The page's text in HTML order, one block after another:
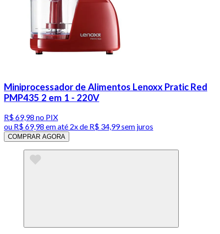
Miniprocessador de Alimentos Lenoxx Pratic Red
PMP435 2 em 1 - 220V
R$ 69,98 no PIX
ou R$ 69,98 em até 2x de R$ 34,99 sem juros
COMPRAR AGORA